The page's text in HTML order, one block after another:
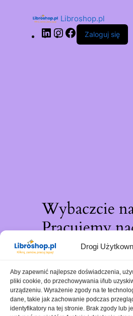
Drogi
Aby zapewnić najlepsze doświadczenia,
pliki cookie, do przechowywania i/lub
urządzeniu. Wyrażenie zgody na te
dane, takie jak zachowanie podczas
identyfikatory na tej stronie. Brak zgody lub
Libroshop.pl
Zaloguj się
Wybaczcie
Pracujemy
niesamowitym